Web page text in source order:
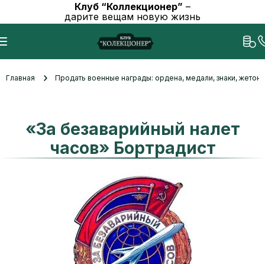
Клуб “Коллекционер” –
дарите вещам новую жизнь
Главная Продать военные награды: ордена, медали, знаки,
«За безаварийный налет
часов» Бортрадист